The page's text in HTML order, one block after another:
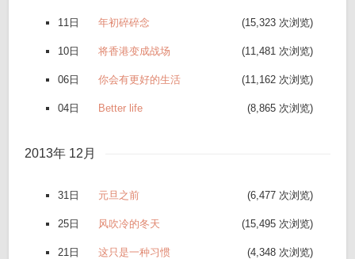
11日 年初碎碎念 (15,323 次浏览)
10日 将香港变成战场 (11,481 次浏览)
06日 你会有更好的生活 (11,162 次浏览)
04日 Better life (8,865 次浏览)
2013年 12月
31日 元旦之前 (6,477 次浏览)
25日 风吹冷的冬天 (15,495 次浏览)
21日 这只是一种习惯 (4,348 次浏览)